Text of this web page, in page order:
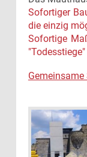
Sofortiger
die einzig
Sofortige